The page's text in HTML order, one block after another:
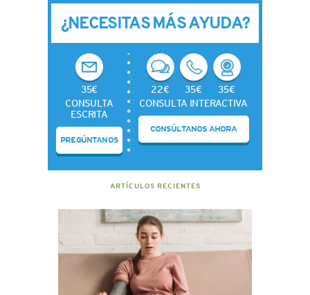
¿NECESITAS MÁS AYUDA?
35€
CONSULTA
ESCRITA
PREGÚNTANOS
22€ 35€
35€
CONSULTA INTERACTIVA
CONSÚLTANOS AHORA
ARTÍCULOS RECIENTES